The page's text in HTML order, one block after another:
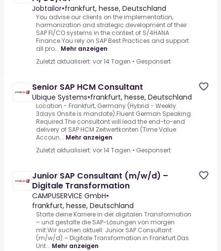
Jobtailor•frankfurt, hesse, Deutschland
You advise our clients on the implementation,
harmonization and strategic development of their
SAP FI/CO systems in the context of S/4HANA
Finance.You rely on SAP Best Practices and support
all pro... Mehr anzeigen
Zuletzt aktualisiert: vor 14 Tagen • Gesponsert
Senior SAP HCM Consultant
Ubique Systems•frankfurt, hesse, Deutschland
Location - Frankfurt, Germany (Hybrid - Weekly
3days Onsite is mandate).Fluent German Speaking
Required.The consultant will lead the end-to-end
delivery of SAP HCM Zeitwertkonten (Time Value
Accoun... Mehr anzeigen
Zuletzt aktualisiert: vor 14 Tagen • Gesponsert
Junior SAP Consultant (m/w/d) –
Digitale Transformation
CAMPUSERVICE GmbH•
frankfurt, hesse, Deutschland
Starte deine Karriere in der digitalen Transformation
– und gestalte die SAP-Lösungen von morgen
mit.Wir suchen aktuell: Junior SAP Consultant
(m/w/d) – Digitale Transformation in Frankfurt.Das
Unt... Mehr anzeigen